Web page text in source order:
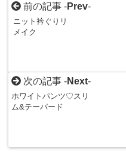
前の記事 -Prev-
ニット衿ぐりリ
メイク
次の記事 -Next-
ホワイトパンツ♡スリ
ム&テーパード